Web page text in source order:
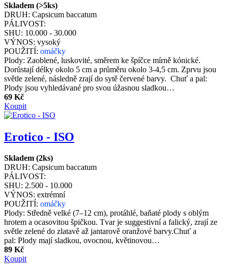
Skladem (>5ks)
DRUH: Capsicum baccatum
PÁLIVOST:
SHU: 10.000 - 30.000
VÝNOS: vysoký
POUŽITÍ: omáčky
Plody: Zaoblené, luskovité, směrem ke špíčce mírně kónické.
Dorůstají délky okolo 5 cm a průměru okolo 3-4,5 cm. Zprvu jsou
světle zelené, následně zrají do sytě červené barvy. Chuť a pal:
Plody jsou vyhledávané pro svou úžasnou sladkou…
69 Kč
Koupit
Erotico - ISO
Skladem (2ks)
DRUH: Capsicum baccatum
PÁLIVOST:
SHU: 2.500 - 10.000
VÝNOS: extrémní
POUŽITÍ: omáčky
Plody: Středně velké (7–12 cm), protáhlé, baňaté plody s oblým
hrotem a ocasovitou špičkou. Tvar je suggestivní a falický, zrají ze
světle zelené do zlatavě až jantarově oranžové barvy.​ Chuť a
pal: Plody mají sladkou, ovocnou, květinovou…
89 Kč
Koupit